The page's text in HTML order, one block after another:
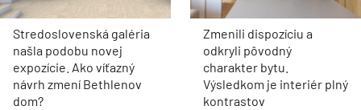
Stredoslovenská galéria
našla podobu novej
expozície. Ako víťazný
návrh zmení Bethlenov
dom?
Zmenili dispozíciu a
odkryli pôvodný
charakter bytu.
Výsledkom je interiér plný
kontrastov